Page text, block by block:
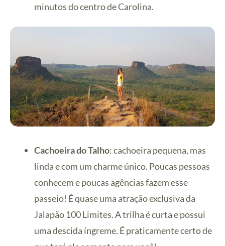
minutos do centro de Carolina.
Cachoeira do Talho: cachoeira pequena, mas
linda e com um charme único. Poucas pessoas
conhecem e poucas agências fazem esse
passeio! É quase uma atração exclusiva da
Jalapão 100 Limites. A trilha é curta e possui
uma descida íngreme. É praticamente certo de